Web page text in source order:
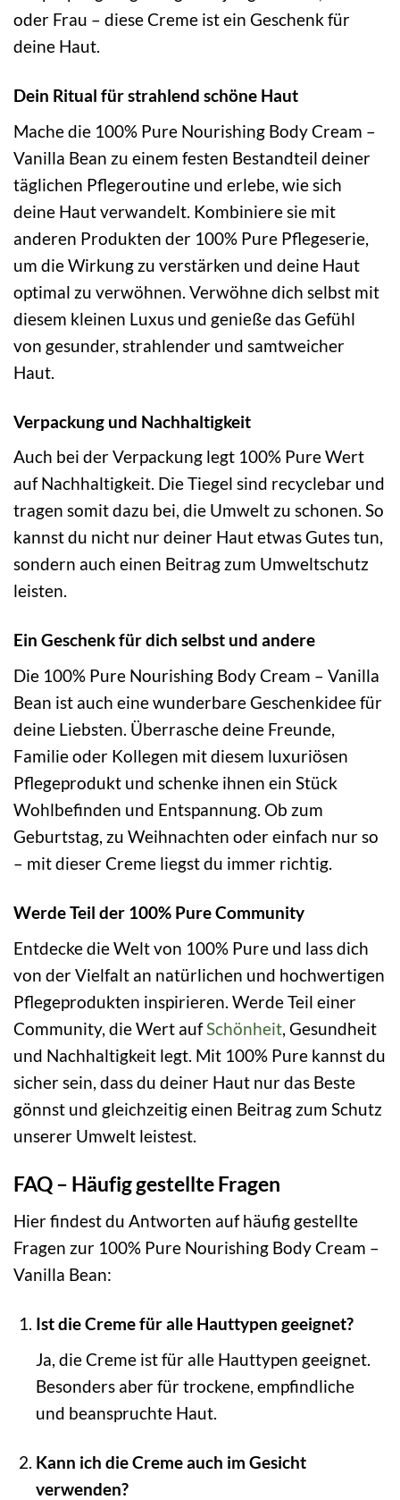
oder Frau – diese Creme ist ein Geschenk für
deine Haut.
Dein Ritual für strahlend schöne Haut
Mache die 100% Pure Nourishing Body Cream –
Vanilla Bean zu einem festen Bestandteil deiner
täglichen Pflegeroutine und erlebe, wie sich
deine Haut verwandelt. Kombiniere sie mit
anderen Produkten der 100% Pure Pflegeserie,
um die Wirkung zu verstärken und deine Haut
optimal zu verwöhnen. Verwöhne dich selbst mit
diesem kleinen Luxus und genieße das Gefühl
von gesunder, strahlender und samtweicher
Haut.
Verpackung und Nachhaltigkeit
Auch bei der Verpackung legt 100% Pure Wert
auf Nachhaltigkeit. Die Tiegel sind recyclebar und
tragen somit dazu bei, die Umwelt zu schonen. So
kannst du nicht nur deiner Haut etwas Gutes tun,
sondern auch einen Beitrag zum Umweltschutz
leisten.
Ein Geschenk für dich selbst und andere
Die 100% Pure Nourishing Body Cream – Vanilla
Bean ist auch eine wunderbare Geschenkidee für
deine Liebsten. Überrasche deine Freunde,
Familie oder Kollegen mit diesem luxuriösen
Pflegeprodukt und schenke ihnen ein Stück
Wohlbefinden und Entspannung. Ob zum
Geburtstag, zu Weihnachten oder einfach nur so
– mit dieser Creme liegst du immer richtig.
Werde Teil der 100% Pure Community
Entdecke die Welt von 100% Pure und lass dich
von der Vielfalt an natürlichen und hochwertigen
Pflegeprodukten inspirieren. Werde Teil einer
Community, die Wert aufSchönheit , Gesundheit
und Nachhaltigkeit legt. Mit 100% Pure kannst du
sicher sein, dass du deiner Haut nur das Beste
gönnst und gleichzeitig einen Beitrag zum Schutz
unserer Umwelt leistest.
FAQ – Häufig gestellte Fragen
Hier findest du Antworten auf häufig gestellte
Fragen zur 100% Pure Nourishing Body Cream –
Vanilla Bean:
Ist die Creme für alle Hauttypen geeignet?
Ja, die Creme ist für alle Hauttypen geeignet.
Besonders aber für trockene, empfindliche
und beanspruchte Haut.
Kann ich die Creme auch im Gesicht
verwenden?